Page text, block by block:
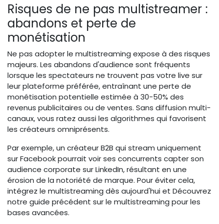
Risques de ne pas multistreamer :
abandons et perte de
monétisation
Ne pas adopter le multistreaming expose à des risques
majeurs. Les abandons d'audience sont fréquents
lorsque les spectateurs ne trouvent pas votre live sur
leur plateforme préférée, entraînant une perte de
monétisation potentielle estimée à 30-50% des
revenus publicitaires ou de ventes. Sans diffusion multi-
canaux, vous ratez aussi les algorithmes qui favorisent
les créateurs omniprésents.
Par exemple, un créateur B2B qui stream uniquement
sur Facebook pourrait voir ses concurrents capter son
audience corporate sur LinkedIn, résultant en une
érosion de la notoriété de marque. Pour éviter cela,
intégrez le multistreaming dès aujourd'hui et Découvrez
notre guide précédent sur le multistreaming pour les
bases avancées.